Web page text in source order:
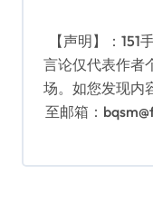
【声明】：
言论仅代表作者
场。如您发现内
至邮箱：